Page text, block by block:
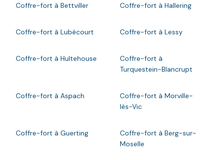
Coffre-fort à Bettviller Coffre-fort à Hallering
Coffre-fort à Lubécourt Coffre-fort à Lessy
Coffre-fort à Hultehouse
Coffre-fort à
Turquestein-Blancrupt
Coffre-fort à Aspach
Coffre-fort à Morville-
lès-Vic
Coffre-fort à Guerting
Coffre-fort à Berg-sur-
Moselle